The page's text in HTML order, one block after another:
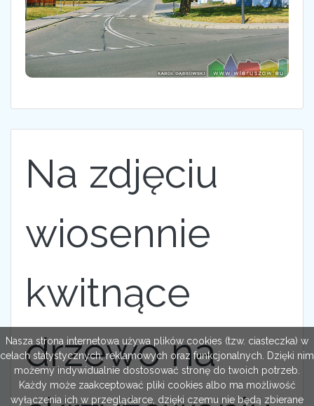
Na zdjęciu
wiosennie
kwitnące
drzewo na
Nasza strona internetowa używa plików cookies (tzw. ciasteczka) w
celach statystycznych, reklamowych oraz funkcjonalnych. Dzięki nim
możemy indywidualnie dostosować stronę do twoich potrzeb.
Każdy może zaakceptować pliki cookies albo ma możliwość
wyłączenia ich w przeglądarce, dzięki czemu nie będą zbierane